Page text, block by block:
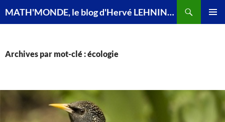
MATH'MONDE, le blog d'Hervé LEHNING, agrégé de mathématiques
Archives par mot-clé : écologie